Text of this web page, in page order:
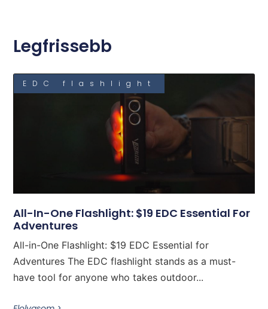
Legfrissebb
EDC flashlight
All-In-One Flashlight: $19 EDC Essential For
Adventures
All-in-One Flashlight: $19 EDC Essential for
Adventures The EDC flashlight stands as a must-
have tool for anyone who takes outdoor...